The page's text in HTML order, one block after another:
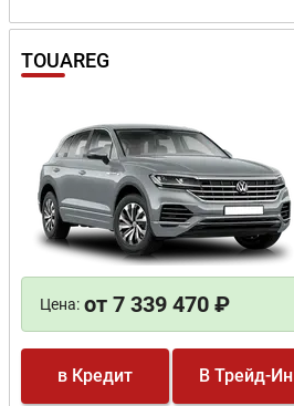
TOUAREG
Цена: от 7 339 470 ₽
в Кредит В Трейд-Ин